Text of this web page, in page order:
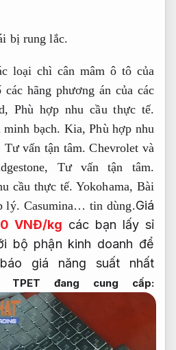
bị rung lắc.
loại chì cân mâm ô tô của
hãng phương án của các
Phù hợp nhu cầu thực tế.
bạch. Kia,Phù hợp nhu
Tư vấn tận tâm. Chevrolet và
Tư vấn tận tâm.
cầu thực tế. Yokohama, Bài
lý. Casumina… tin dùng.Giá
VNĐ/kg các bạn lấy sỉ
bộ phận kinh doanh để
giá năng suất nhất
TPET đang cung cấp: